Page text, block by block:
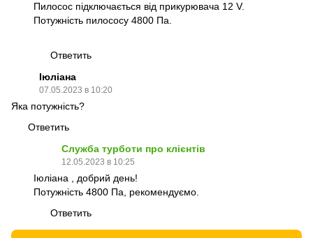
Пилосос підключається від прикурювача 12 V.
Потужність пилососу 4800 Па.
Ответить
Іюліана
07.05.2023 в 10:20
Яка потужність?
Ответить
Служба турботи про клієнтів
12.05.2023 в 10:25
Іюліана , добрий день!
Потужність 4800 Па, рекомендуємо.
Ответить